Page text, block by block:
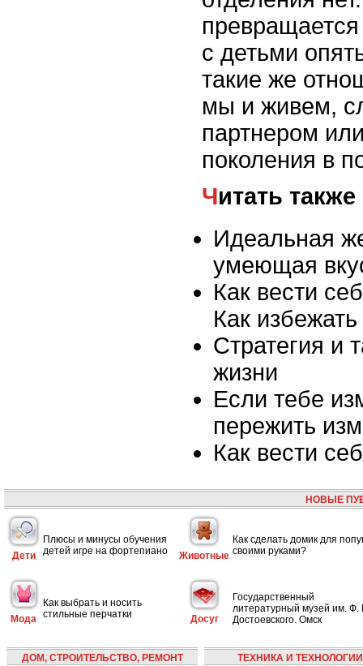
с детьми
такие же
мы и живем,
партнером
поколения в
Читать также
Идеальная
умеющая
Как вести
Как
Стратегия и
жизни
Если тебе
пережить
Как вести
НОВЫЕ
Дети
Плюсы и минусы обучения
детей игре на фортепиано
Животные
Как сделать домик для
своими руками?
Мода
Как выбрать и носить
стильные перчатки
Досуг
Государственный
литературный музей им. Ф.
Достоевского. Омск
ДОМ, СТРОИТЕЛЬСТВО, РЕМОНТ ТЕХНИКА И ТЕХНОЛОГИИ